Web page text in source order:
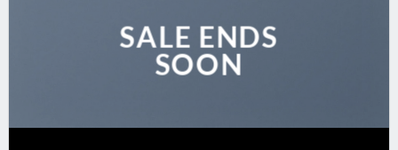
SALE ENDS
SOON